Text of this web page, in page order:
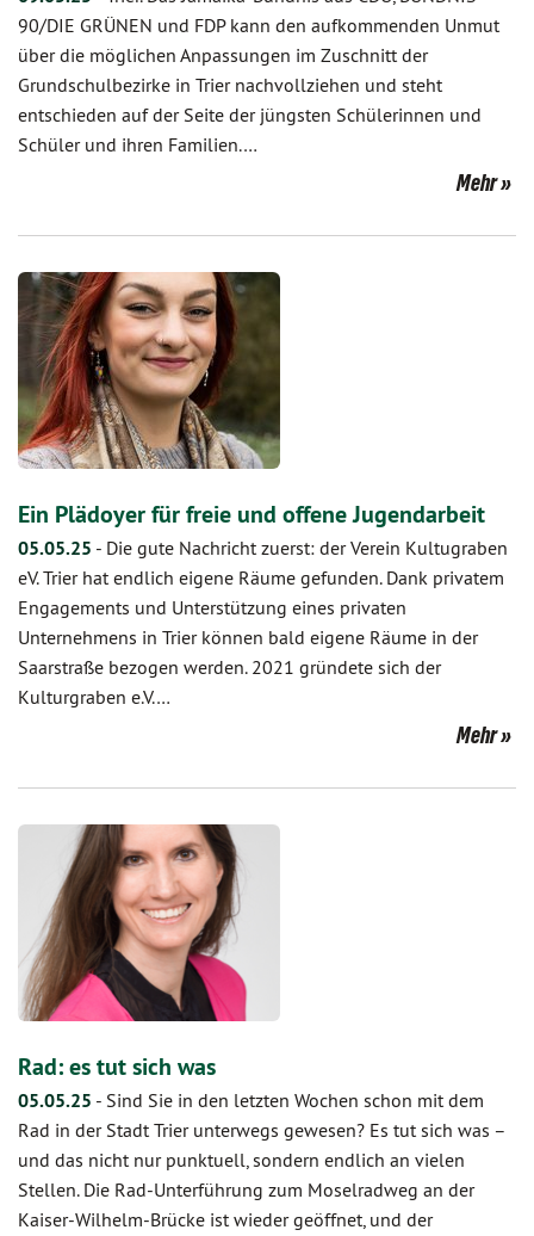
90/DIE GRÜNEN und FDP kann den aufkommenden Unmut
über die möglichen Anpassungen im Zuschnitt der
Grundschulbezirke in Trier nachvollziehen und steht
entschieden auf der Seite der jüngsten Schülerinnen und
Schüler und ihren Familien.…
Mehr
Ein Plädoyer für freie und offene Jugendarbeit
05.05.25 - Die gute Nachricht zuerst: der Verein Kultugraben
eV. Trier hat endlich eigene Räume gefunden. Dank privatem
Engagements und Unterstützung eines privaten
Unternehmens in Trier können bald eigene Räume in der
Saarstraße bezogen werden. 2021 gründete sich der
Kulturgraben e.V.…
Mehr
Rad: es tut sich was
05.05.25 - Sind Sie in den letzten Wochen schon mit dem
Rad in der Stadt Trier unterwegs gewesen? Es tut sich was –
und das nicht nur punktuell, sondern endlich an vielen
Stellen. Die Rad-Unterführung zum Moselradweg an der
Kaiser-Wilhelm-Brücke ist wieder geöffnet, und der